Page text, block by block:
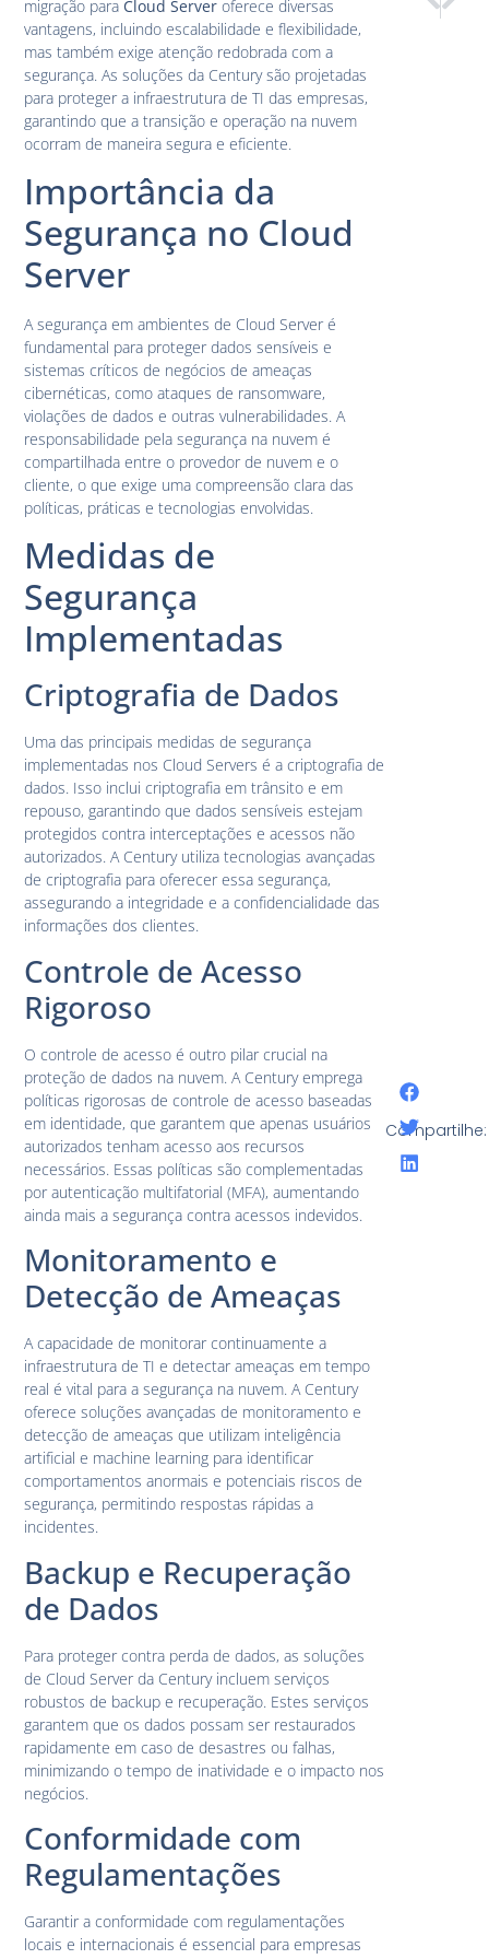
migração para Cloud Server oferece diversas
vantagens, incluindo escalabilidade e flexibilidade,
mas também exige atenção redobrada com a
segurança. As soluções da Century são projetadas
para proteger a infraestrutura de TI das empresas,
garantindo que a transição e operação na nuvem
ocorram de maneira segura e eficiente.
Importância da
Segurança no Cloud
Server
A segurança em ambientes de Cloud Server é
fundamental para proteger dados sensíveis e
sistemas críticos de negócios de ameaças
cibernéticas, como ataques de ransomware,
violações de dados e outras vulnerabilidades. A
responsabilidade pela segurança na nuvem é
compartilhada entre o provedor de nuvem e o
cliente, o que exige uma compreensão clara das
políticas, práticas e tecnologias envolvidas.
Medidas de
Segurança
Implementadas
Criptografia de Dados
Uma das principais medidas de segurança
implementadas nos Cloud Servers é a criptografia de
dados. Isso inclui criptografia em trânsito e em
repouso, garantindo que dados sensíveis estejam
protegidos contra interceptações e acessos não
autorizados. A Century utiliza tecnologias avançadas
de criptografia para oferecer essa segurança,
assegurando a integridade e a confidencialidade das
informações dos clientes.
Controle de Acesso
Rigoroso
O controle de acesso é outro pilar crucial na
proteção de dados na nuvem. A Century emprega
políticas rigorosas de controle de acesso baseadas
em identidade, que garantem que apenas usuários
autorizados tenham acesso aos recursos
necessários. Essas políticas são complementadas
por autenticação multifatorial (MFA), aumentando
ainda mais a segurança contra acessos indevidos.
Monitoramento e
Detecção de Ameaças
A capacidade de monitorar continuamente a
infraestrutura de TI e detectar ameaças em tempo
real é vital para a segurança na nuvem. A Century
oferece soluções avançadas de monitoramento e
detecção de ameaças que utilizam inteligência
artificial e machine learning para identificar
comportamentos anormais e potenciais riscos de
segurança, permitindo respostas rápidas a
incidentes.
Backup e Recuperação
de Dados
Para proteger contra perda de dados, as soluções
de Cloud Server da Century incluem serviços
robustos de backup e recuperação. Estes serviços
garantem que os dados possam ser restaurados
rapidamente em caso de desastres ou falhas,
minimizando o tempo de inatividade e o impacto nos
negócios.
Conformidade com
Regulamentações
Garantir a conformidade com regulamentações
locais e internacionais é essencial para empresas
Compartilhe: